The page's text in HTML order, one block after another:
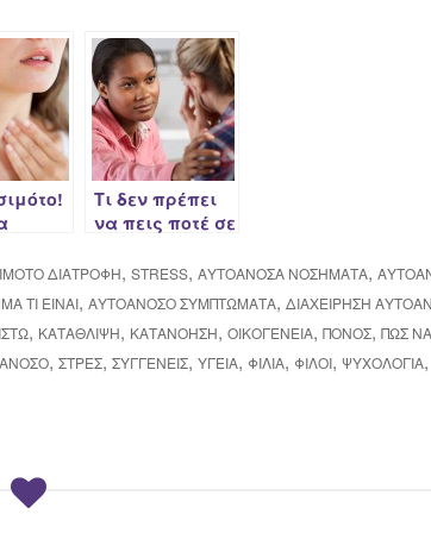
Τι δεν πρέπει
να πεις ποτέ σε
πάσχει από
αυτοάνοσο
νόσημα
ΔΙΑΤΡΟΦΉ, STRESS, ΑΥΤΟΆΝΟΣΑ ΝΟΣΉΜΑΤΑ,
ΤΙ ΕΊΝΑΙ, ΑΥΤΟΆΝΟΣΟ ΣΥΜΠΤΏΜΑΤΑ, ΔΙΑΧΕΊΡΗΣΗ
, ΚΑΤΆΘΛΙΨΗ, ΚΑΤΑΝΌΗΣΗ, ΟΙΚΟΓΈΝΕΙΑ, ΠΌΝΟΣ, ΠΩΣ ΝΑ
, ΣΤΡΕΣ, ΣΥΓΓΕΝΕΊΣ, ΥΓΕΊΑ, ΦΙΛΊΑ, ΦΊΛΟΙ, ΨΥΧΟΛΟΓΊΑ,